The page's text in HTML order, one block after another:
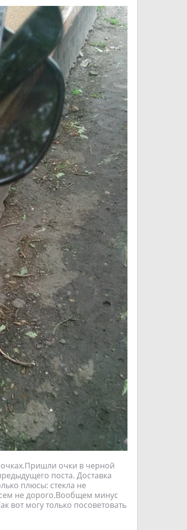
очках.Пришли очки в черной
поста. Доставка
плюсы: стекла не
не дорого.Вообщем минус
вот могу только посоветовать